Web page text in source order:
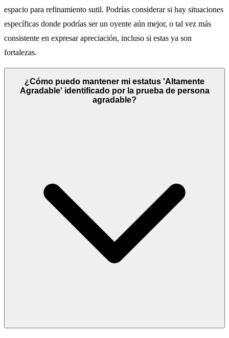
espacio para refinamiento sutil. Podrías considerar si hay situaciones
específicas donde podrías ser un oyente aún mejor, o tal vez más
consistente en expresar apreciación, incluso si estas ya son
fortalezas.
¿Cómo puedo mantener mi estatus 'Altamente
Agradable' identificado por la prueba de persona
agradable?